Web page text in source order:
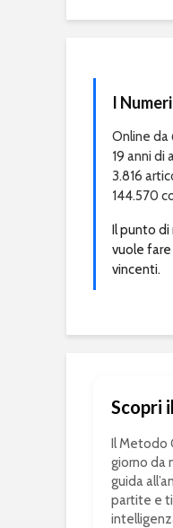
I
Online da
19 anni di
3.816
144.570
Il punto
vuole
vincenti.
Scopri
Il Metodo
giorno da
guida
partite e ti